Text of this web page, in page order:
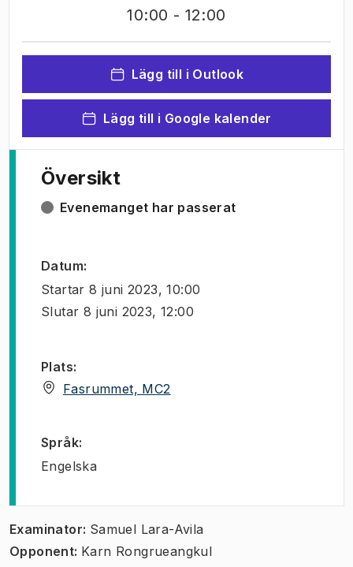
10:00 - 12:00
Lägg till i Outlook
Lägg till i Google kalender
Översikt
Evenemanget har passerat
Datum:
Startar 8 juni 2023, 10:00
Slutar 8 juni 2023, 12:00
Plats:
Fasrummet, MC2
Språk:
Engelska
Examinator: Samuel Lara-Avila
Opponent: Karn Rongrueangkul